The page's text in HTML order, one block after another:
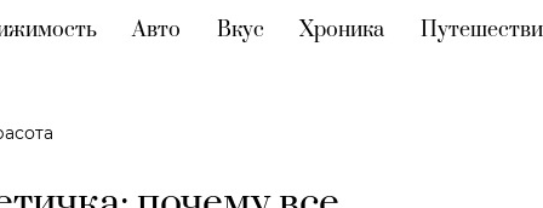
(current)
Авто (current)
Вкус (current)
Хроника (current)